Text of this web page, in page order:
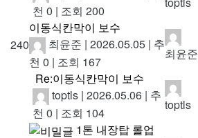
천 0 | 조회 200
240
이동식칸막이 보수
최윤준 | 2026.05.05 | 추
천 0 | 조회 167
최윤준
Re:이동식칸막이 보수
toptls | 2026.05.06 | 추
천 0 | 조회 104
toptls
1톤 내장탑 롤업